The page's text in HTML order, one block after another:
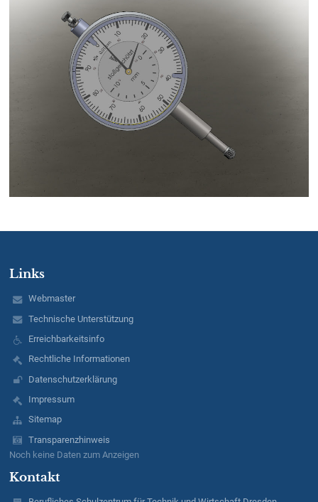
Links
Webmaster
Technische Unterstützung
Erreichbarkeitsinfo
Rechtliche Informationen
Datenschutzerklärung
Impressum
Sitemap
Transparenzhinweis
Noch keine Daten zum Anzeigen
Kontakt